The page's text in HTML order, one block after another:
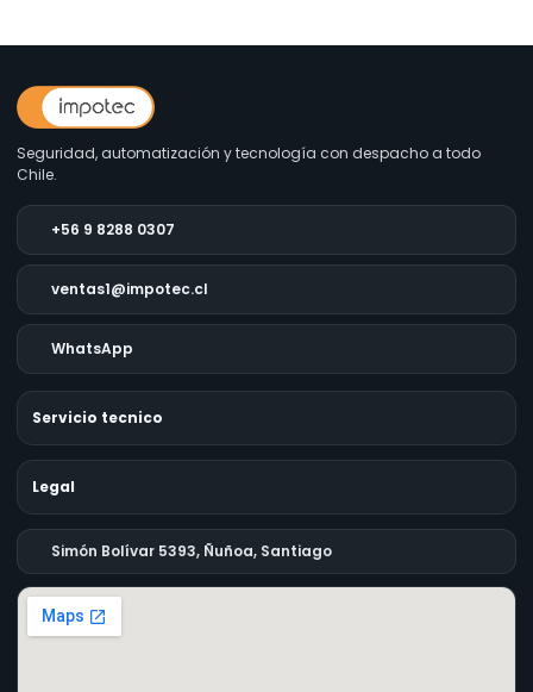
Seguridad, automatización y tecnología con despacho a todo
Chile.
+56 9 8288 0307
ventas1@impotec.cl
WhatsApp
Servicio tecnico
Legal
Simón Bolívar 5393, Ñuñoa, Santiago